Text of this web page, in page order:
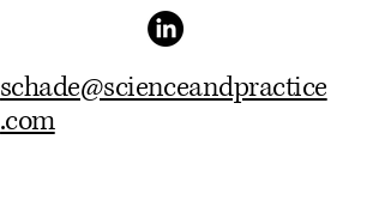
schade@scienceandpractice
.com